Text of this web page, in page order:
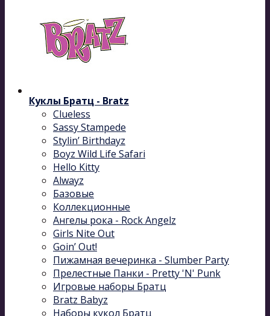
Куклы Братц - Bratz
Clueless
Sassy Stampede
Stylin’ Birthdayz
Boyz Wild Life Safari
Hello Kitty
Alwayz
Базовые
Коллекционные
Ангелы рока - Rock Angelz
Girls Nite Out
Goin’ Out!
Пижамная вечеринка - Slumber Party
Прелестные Панки - Pretty 'N' Punk
Игровые наборы Братц
Bratz Babyz
Наборы кукол Братц